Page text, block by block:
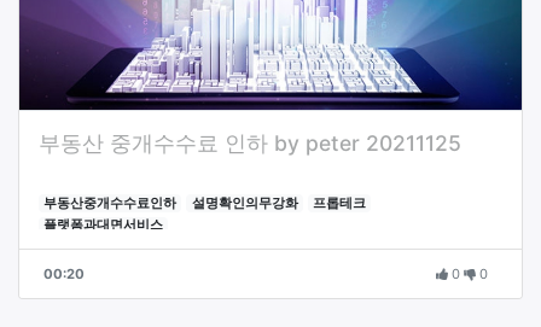
부동산 중개수수료 인하 by peter 20211125
부동산중개수수료인하 설명확인의무강화
프롭테크
플랫폼과대면서비스
00:20 0 0